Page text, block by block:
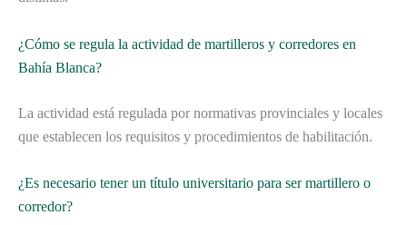
¿Cómo se regula la actividad de martilleros y corredores en
Bahía Blanca?
La actividad está regulada por normativas provinciales y locales
que establecen los requisitos y procedimientos de habilitación.
¿Es necesario tener un título universitario para ser martillero o
corredor?